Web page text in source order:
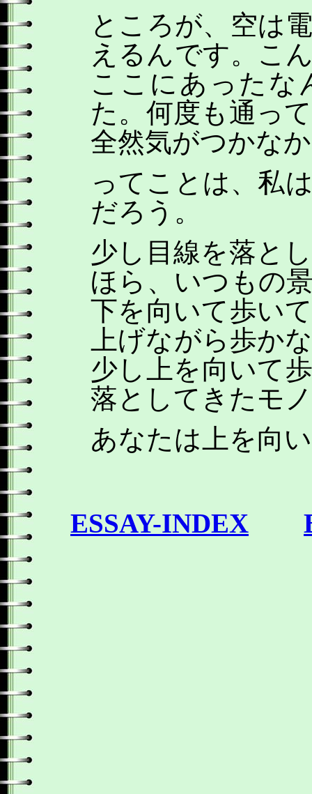
ところが、空は
えるんです。こ
ここにあったな
た。何度も通っ
全然気がつかな
ってことは、私
だろう。
少し目線を落と
ほら、いつもの
下を向いて歩い
上げながら歩か
少し上を向いて
落としてきたモ
あなたは上を向
ESSAY-INDEX